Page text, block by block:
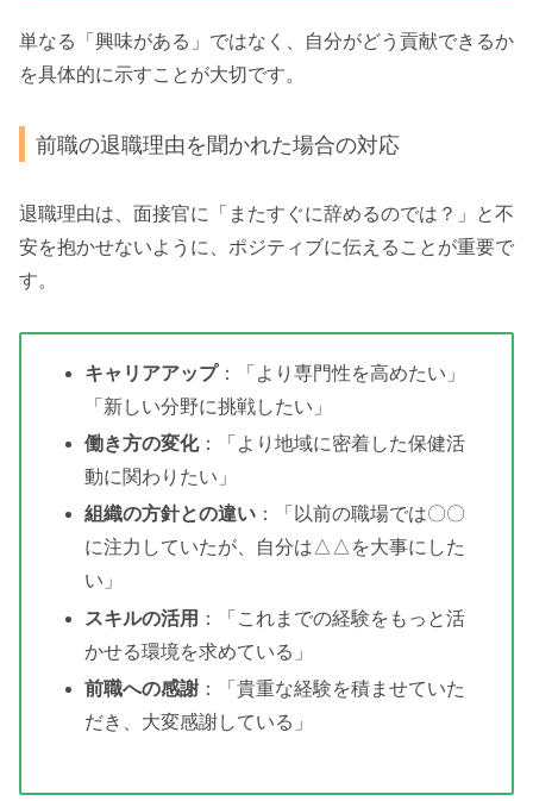
単なる「興味がある」ではなく、自分がどう貢献できるか
を具体的に示すことが大切です。
前職の退職理由を聞かれた場合の対応
退職理由は、面接官に「またすぐに辞めるのでは？」と不
安を抱かせないように、ポジティブに伝えることが重要で
す。
キャリアアップ：「より専門性を高めたい」
「新しい分野に挑戦したい」
働き方の変化：「より地域に密着した保健活
動に関わりたい」
組織の方針との違い ：「以前の職場では〇〇
に注力していたが、自分は△△を大事にした
い」
スキルの活用 ：「これまでの経験をもっと活
かせる環境を求めている」
前職への感謝 ：「貴重な経験を積ませていた
だき、大変感謝している」